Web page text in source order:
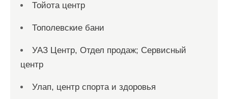
Тойота центр
Тополевские бани
УАЗ Центр, Отдел продаж; Сервисный
центр
Улап, центр спорта и здоровья